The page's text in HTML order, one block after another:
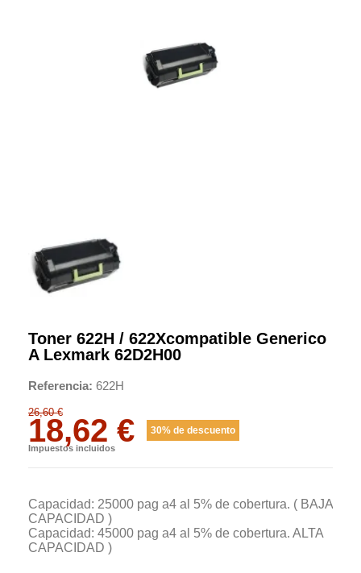
Toner 622H / 622Xcompatible Generico
A Lexmark 62D2H00
Referencia 622H
26,60 €
18,62 € 30% de descuento
Impuestos incluidos
Capacidad: 25000 pag a4 al 5% de cobertura. ( BAJA
CAPACIDAD )
Capacidad: 45000 pag a4 al 5% de cobertura. ALTA
CAPACIDAD )